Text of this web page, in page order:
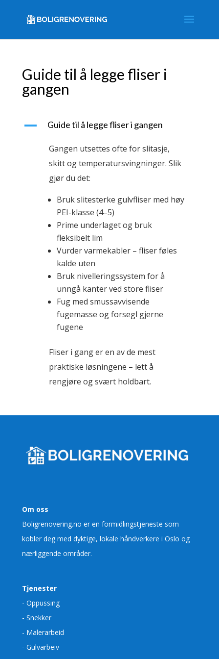
Guide til å legge fliser i
gangen
A Guide til å legge fliser i gangen
Gangen utsettes ofte for slitasje,
skitt og temperatursvingninger. Slik
gjør du det:
Bruk slitesterke gulvfliser med høy
PEI-klasse (4–5)
Prime underlaget og bruk
fleksibelt lim
Vurder varmekabler – fliser føles
kalde uten
Bruk nivelleringssystem for å
unngå kanter ved store fliser
Fug med smussavvisende
fugemasse og forsegl gjerne
fugene
Fliser i gang er en av de mest
praktiske løsningene – lett å
rengjøre og svært holdbart.
Om oss
Boligrenovering.no er en formidlingstjeneste som
kobler deg med dyktige, lokale håndverkere i Oslo og
nærliggende områder.
Tjenester
- Oppussing
- Snekker
- Malerarbeid
- Gulvarbeiv